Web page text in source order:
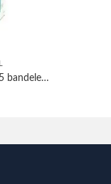
Accu-Chek Active 25 bandelettes de test de la glycémie